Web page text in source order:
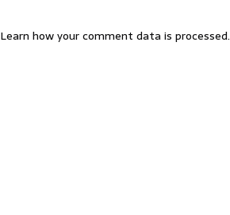
Learn how your comment data is processed.